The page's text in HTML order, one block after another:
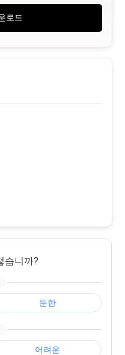
로드
습니까?
둔한
어려운